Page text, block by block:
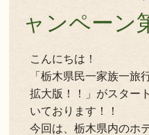
ャンペーン
こんにちは！
「栃木県民一家族一旅
拡大版！！」がスター
いております！！
今回は、栃木県内のホ